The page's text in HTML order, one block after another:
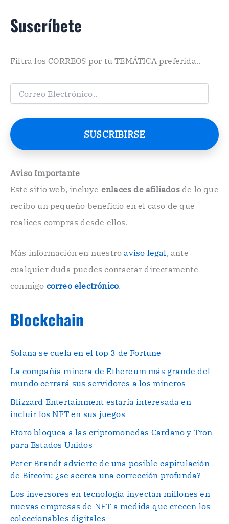
Suscríbete
Filtra los CORREOS por tu TEMÁTICA preferida..
C
e
o
e
t
ó
n
o
.
SUSCRIBIRSE
Aviso Importante
Este sitio web, incluye enlaces de afiliadosde lo que
recibo un pequeño beneficio en el caso de que
realices compras desde ellos.
Más información en nuestroaviso legal , ante
cualquier duda puedes contactar directamente
conmigo correo electrónico.
Blockchain
Solana se cuela en el top 3 de Fortune
La compañía minera de Ethereum más grande del
mundo cerrará sus servidores a los mineros
Blizzard Entertainment estaría interesada en
incluir los NFT en sus juegos
Etoro bloquea a las criptomonedas Cardano y Tron
para Estados Unidos
Peter Brandt advierte de una posible capitulación
de Bitcoin: ¿se acerca una corrección profunda?
Los inversores en tecnología inyectan millones en
nuevas empresas de NFT a medida que crecen los
coleccionables digitales